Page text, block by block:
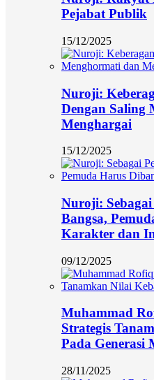
Pejabat Publik
15/12/2025
Nuroji:
Dengan Saling
Menghargai
15/12/2025
Nuroji: Sebagai
Bangsa,
Karakter dan
09/12/2025
Muhammad
Strategis
Pada Generasi
28/11/2025